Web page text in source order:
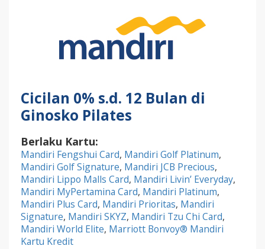
Cicilan 0% s.d. 12 Bulan di
Ginosko Pilates
Berlaku Kartu:
Mandiri Fengshui Card, Mandiri Golf Platinum,
Mandiri Golf Signature, Mandiri JCB Precious,
Mandiri Lippo Malls Card, Mandiri Livin’ Everyday,
Mandiri MyPertamina Card, Mandiri Platinum,
Mandiri Plus Card, Mandiri Prioritas, Mandiri
Signature, Mandiri SKYZ, Mandiri Tzu Chi Card,
Mandiri World Elite, Marriott Bonvoy® Mandiri
Kartu Kredit